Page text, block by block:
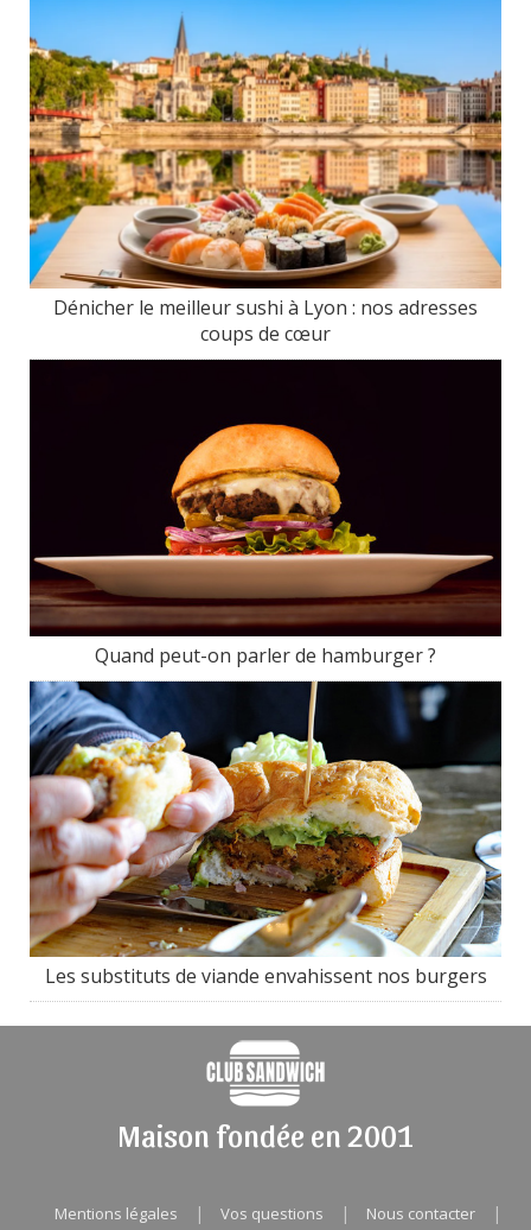
Dénicher le meilleur sushi à Lyon : nos adresses
coups de cœur
Quand peut-on parler de hamburger ?
Les substituts de viande envahissent nos burgers
Maison fondée en 2001
Mentions légales | Vos questions | Nous contacter |